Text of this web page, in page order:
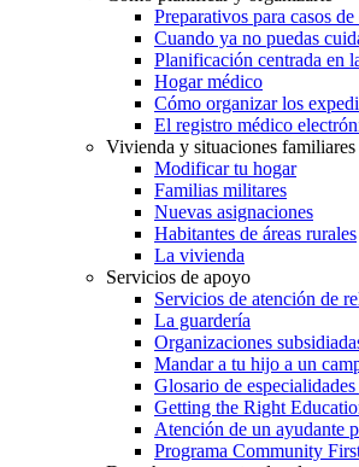
Preparativos para casos
Cuando ya no puedas
Planificación centrada en
Hogar médico
Cómo organizar los
El registro médico
Vivienda y situaciones familiares
Modificar tu hogar
Familias militares
Nuevas asignaciones
Habitantes de áreas rurales
La vivienda
Servicios de apoyo
Servicios de atención de
La guardería
Organizaciones
Mandar a tu hijo a un
Glosario de
Getting the Right
Atención de un ayudante
Programa Community